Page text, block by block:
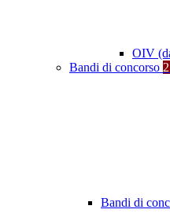
OIV
Bandi di concorso
Bandi di